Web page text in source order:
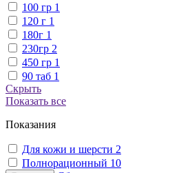
100 гр 1
120 г 1
180г 1
230гр 2
450 гр 1
90 таб 1
Скрыть
Показать все
Показания
Для кожи и шерсти 2
Полнорационный 10